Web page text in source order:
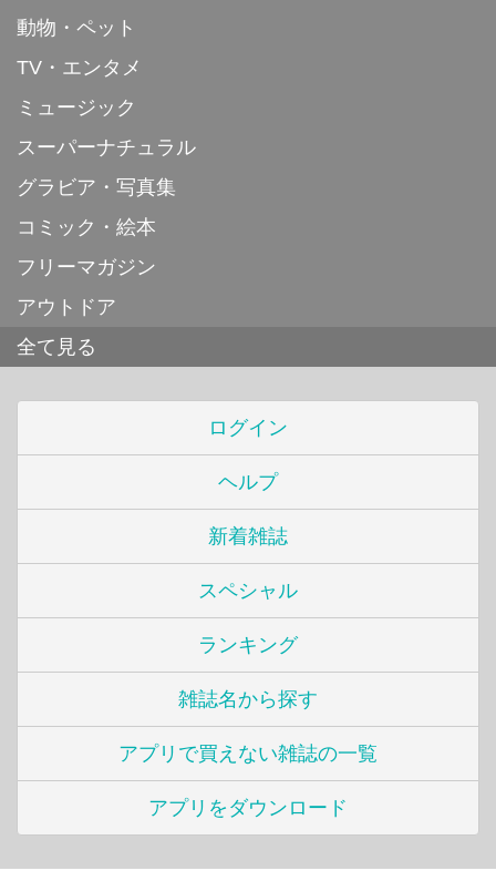
動物・ペット
TV・エンタメ
ミュージック
スーパーナチュラル
グラビア・写真集
コミック・絵本
フリーマガジン
アウトドア
全て見る
ログイン
ヘルプ
新着雑誌
スペシャル
ランキング
雑誌名から探す
アプリで買えない雑誌の一覧
アプリをダウンロード